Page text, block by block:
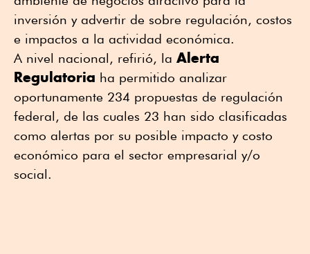
inversión y advertir de sobre regulación, costos
e impactos a la actividad económica.
A nivel nacional, refirió, la Alerta
Regulatoria ha permitido analizar
oportunamente 234 propuestas de regulación
federal, de las cuales 23 han sido clasificadas
como alertas por su posible impacto y costo
económico para el sector empresarial y/o
social.